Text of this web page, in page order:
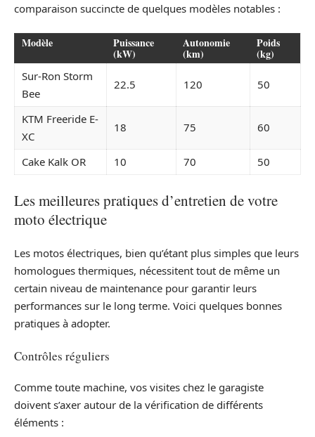
comparaison succincte de quelques modèles notables :
Modèle Puissance
(kW)
Autonomie
(km)
Poids
(kg)
Sur-Ron Storm
Bee
22.5 120 50
KTM Freeride E-
XC
18 75 60
Cake Kalk OR 10 70 50
Les meilleures pratiques d’entretien de votre
moto électrique
Les motos électriques, bien qu’étant plus simples que leurs
homologues thermiques, nécessitent tout de même un
certain niveau de maintenance pour garantir leurs
performances sur le long terme. Voici quelques bonnes
pratiques à adopter.
Contrôles réguliers
Comme toute machine, vos visites chez le garagiste
doivent s’axer autour de la vérification de différents
éléments :